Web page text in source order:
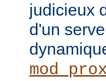
judicieux
d'un